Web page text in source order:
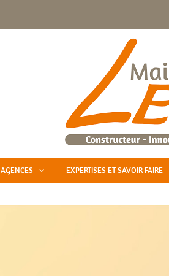
AGENCES EXPERTISES ET SAVOIR FAIRE